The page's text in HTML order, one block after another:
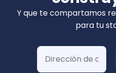
privados). Hemos
de Corfo y 3 Startups
postulaciones o
Y que te compartamos
para tu